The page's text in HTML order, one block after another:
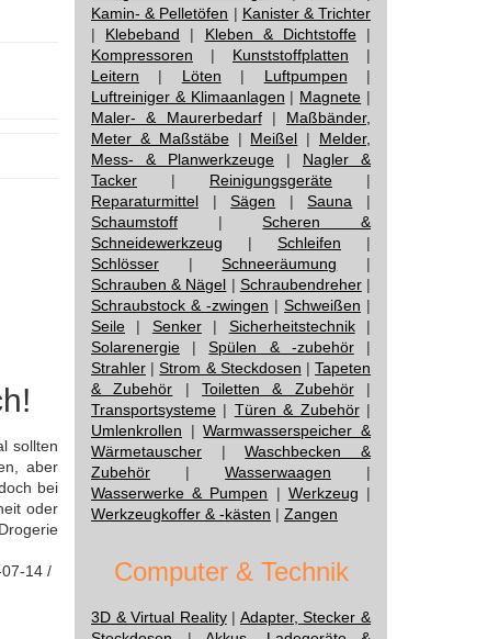
sollten
aber
bei
oder
14 /
Kamin- & Pelletöfen | Kanister & Trichter
| Klebeband | Kleben & Dichtstoffe|
Kompressoren | Kunststoffplatten |
Leitern | Löten | Luftpumpen |
Luftreiniger & Klimaanlagen | Magnete |
Maler- & Maurerbedarf| Maßbänder,
Meter & Maßstäbe| Meißel | Melder,
Mess- & Planwerkzeuge | Nagler &
Tacker | Reinigungsgeräte |
Reparaturmittel |Sägen |Sauna |
Schaumstoff |Scheren &
Schneidewerkzeug | Schleifen |
Schlösser |Schneeräumung |
Schrauben & Nägel | Schraubendreher|
Schraubstock & -zwingen | Schweißen |
Seile | Senker| Sicherheitstechnik|
Solarenergie |Spülen & -zubehör|
Strahler |Strom & Steckdosen |Tapeten
& Zubehör |Toiletten & Zubehör|
Transportsysteme | Türen & Zubehör|
Umlenkrollen |Warmwasserspeicher &
Wärmetauscher |Waschbecken &
Zubehör | Wasserwaagen |
Wasserwerke & Pumpen | Werkzeug |
Werkzeugkoffer & -kästen | Zangen
Computer & Technik
3D & Virtual Reality| Adapter, Stecker &